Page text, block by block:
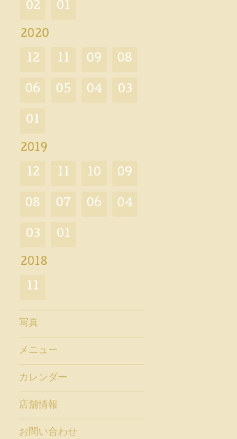
02 01
2020
12 11 09 08
06 05 04 03
01
2019
12 11 10 09
08 07 06 04
03 01
2018
11
写真
メニュー
カレンダー
店舗情報
お問い合わせ